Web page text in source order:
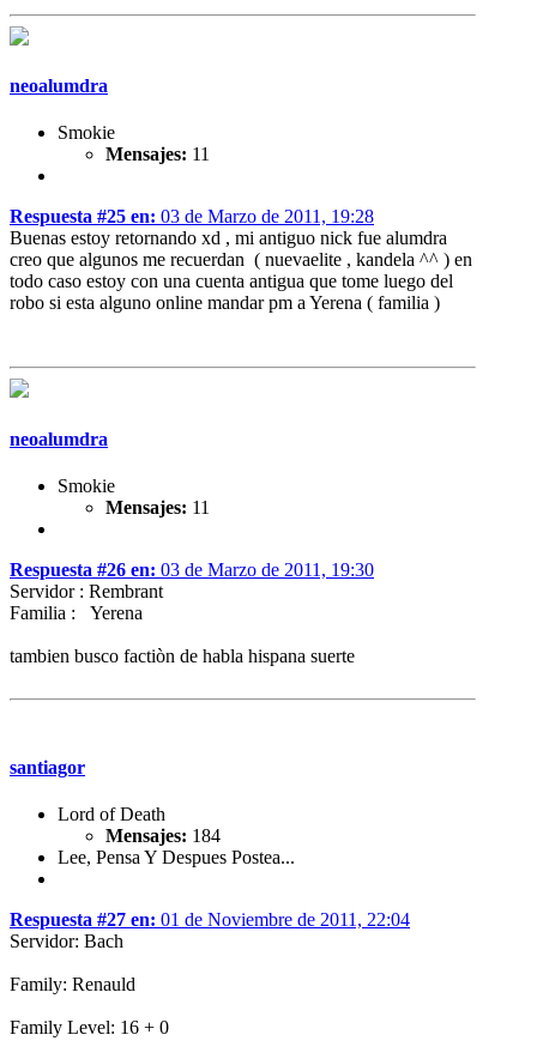
neoalumdra
Smokie
Mensajes: 11
Respuesta #25 en: 03 de Marzo de 2011, 19:28
Buenas estoy retornando xd , mi antiguo nick fue alumdra
creo que algunos me recuerdan ( nuevaelite , kandela ^^ ) en
todo caso estoy con una cuenta antigua que tome luego del
robo si esta alguno online mandar pm a Yerena ( familia )
neoalumdra
Smokie
Mensajes: 11
Respuesta #26 en: 03 de Marzo de 2011, 19:30
Servidor : Rembrant
Familia : Yerena
tambien busco factiòn de habla hispana suerte
santiagor
Lord of Death
Mensajes: 184
Lee, Pensa Y Despues Postea...
Respuesta #27 en: 01 de Noviembre de 2011, 22:04
Servidor: Bach
Family: Renauld
Family Level: 16 + 0